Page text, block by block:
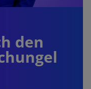
den